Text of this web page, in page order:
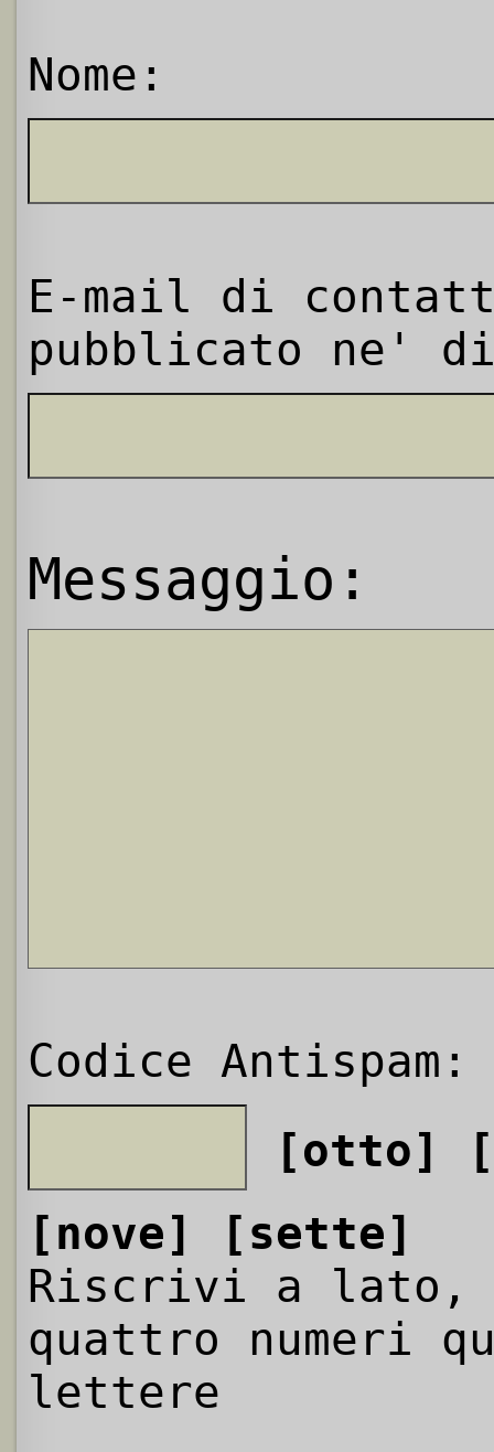
Nome:
E-mail di
pubblicato ne'
Messaggio:
Codice Antispam:
[otto]
[nove]
[sette]
Riscrivi a
quattro numeri
lettere